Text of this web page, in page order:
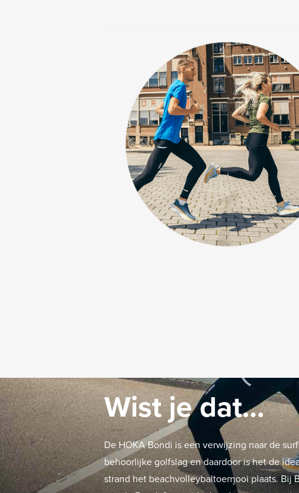
Wist je dat…
De HOKA Bondi is een verwijzing naar de
behoorlijke golfslag en daardoor is het de
strand het beachvolleybaltoernooi plaats. Bij